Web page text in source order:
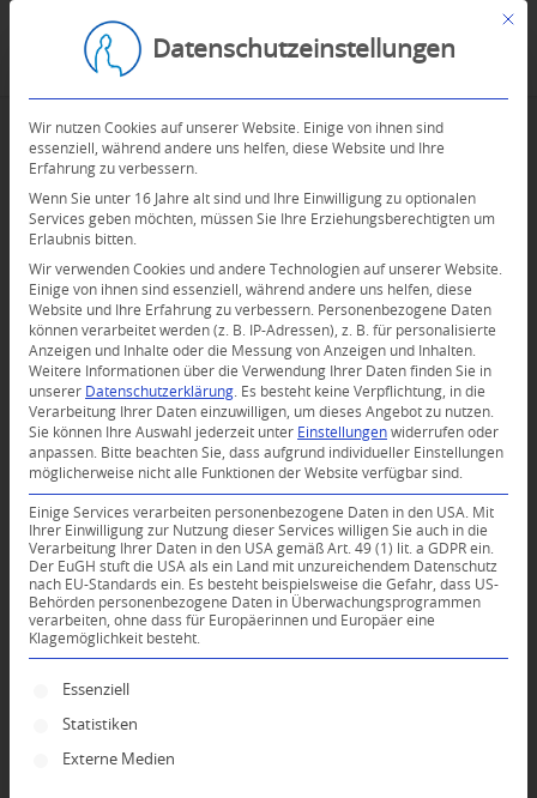
0
KOMMENTARE
Dein Kommentar
An Diskussion beteiligen?
Hinterlassen Sie uns Ihren Kommentar!
Mit
Datenschutzeinstellungen
Wir nutzen Cookies auf unserer Website. Einige von ihnen sind
essenziell, während andere uns helfen, diese Website und Ihre
Erfahrung zu verbessern.
Wenn Sie unter 16 Jahre alt sind und Ihre Einwilligung zu optionalen
Services geben möchten, müssen Sie Ihre Erziehungsberechtigten um
Erlaubnis bitten.
Wir verwenden Cookies und andere Technologien auf unserer Website.
Einige von ihnen sind essenziell, während andere uns helfen, diese
Website und Ihre Erfahrung zu verbessern.
Personenbezogene Daten
können verarbeitet werden (z. B. IP-Adressen), z. B. für personalisierte
Anzeigen und Inhalte oder die Messung von Anzeigen und Inhalten.
Weitere Informationen über die Verwendung Ihrer Daten finden Sie in
unserer Datenschutzerklärung
Es besteht keine Verpflichtung, in die
Verarbeitung Ihrer Daten einzuwilligen, um dieses Angebot zu nutzen.
Sie können Ihre Auswahl jederzeit unter Einstellungen widerrufen oder
anpassen.
Bitte beachten Sie, dass aufgrund individueller Einstellungen
möglicherweise nicht alle Funktionen der Website verfügbar sind.
Einige Services verarbeiten personenbezogene Daten in den USA. Mit
Ihrer Einwilligung zur Nutzung dieser Services willigen Sie auch in die
Verarbeitung Ihrer Daten in den USA gemäß Art. 49 (1) lit. a GDPR ein.
Der EuGH stuft die USA als ein Land mit unzureichendem Datenschutz
nach EU-Standards ein. Es besteht beispielsweise die Gefahr, dass US-
Behörden personenbezogene Daten in Überwachungsprogrammen
verarbeiten, ohne dass für Europäerinnen und Europäer eine
Klagemöglichkeit besteht.
Es folgt eine Liste der Service-Gruppen, für die
Essenziell
Statistiken
Externe Medien